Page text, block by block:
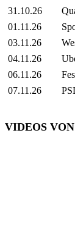
31.10.26
01.11.26
03.11.26
04.11.26
06.11.26
07.11.26
VIDEOS